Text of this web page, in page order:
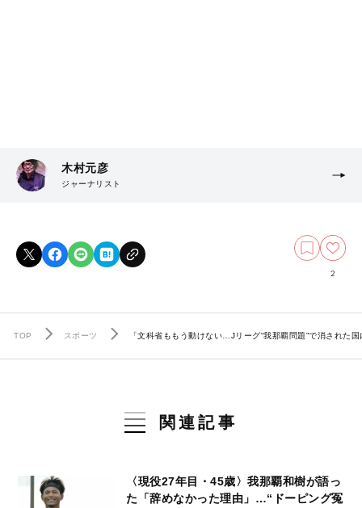
木村元彦
ジャーナリスト
2
TOP スポーツ 「文科省ももう動けない…Jリーグ“我那覇問題”で消された
関連記事
〈現役27年目・45歳〉我那覇和樹が語っ
た「辞めなかった理由」…“ドーピング冤